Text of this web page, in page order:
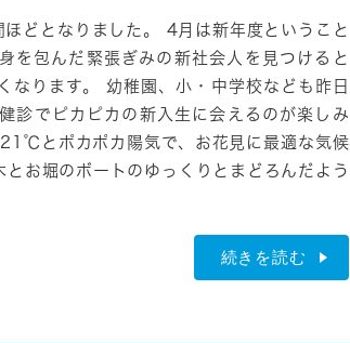
どとなりました。 4月は新年度ということ
を包んだ緊張ぎみの新社会人を見つけると
なります。 幼稚園、小・中学校なども昨日
診でピカピカの新入生に会えるのが楽しみ
とポカポカ陽気で、お花見に最適な気候
とお堀のボートのゆっくりとまどろんだよう
続きを読む